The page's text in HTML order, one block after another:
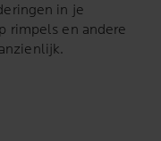
in je
rimpels en andere